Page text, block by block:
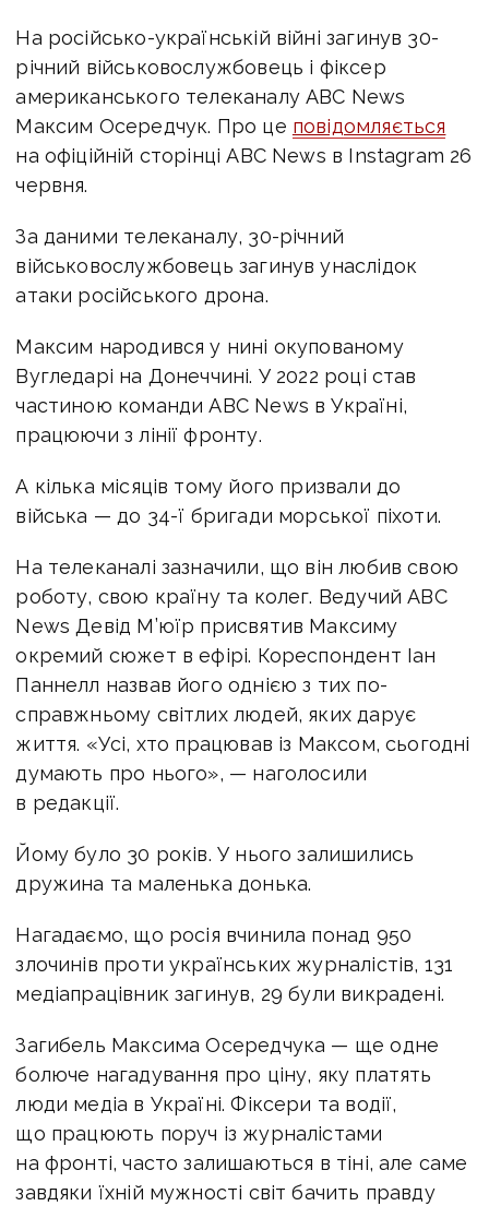
На російсько-українській війні загинув 30-
річний військовослужбовець і фіксер
американського телеканалу ABC News
Максим Осередчук. Про це повідомляється
на офіційній сторінці ABC News в Instagram 26
червня.
За даними телеканалу, 30-річний
військовослужбовець загинув унаслідок
атаки російського дрона.
Максим народився у нині окупованому
Вугледарі на Донеччині. У 2022 році став
частиною команди ABC News в Україні,
працюючи з лінії фронту.
А кілька місяців тому його призвали до
війська — до 34-ї бригади морської піхоти.
На телеканалі зазначили, що він любив свою
роботу, свою країну та колег. Ведучий ABC
News Девід М’юїр присвятив Максиму
окремий сюжет в ефірі. Кореспондент Іан
Паннелл назвав його однією з тих по-
справжньому світлих людей, яких дарує
життя. «Усі, хто працював із Максом, сьогодні
думають про нього», — наголосили
в редакції.
Йому було 30 років. У нього залишились
дружина та маленька донька.
Нагадаємо, що росія вчинила понад 950
злочинів проти українських журналістів, 131
медіапрацівник загинув, 29 були викрадені.
Загибель Максима Осередчука — ще одне
болюче нагадування про ціну, яку платять
люди медіа в Україні. Фіксери та водії,
що працюють поруч із журналістами
на фронті, часто залишаються в тіні, але саме
завдяки їхній мужності світ бачить правду